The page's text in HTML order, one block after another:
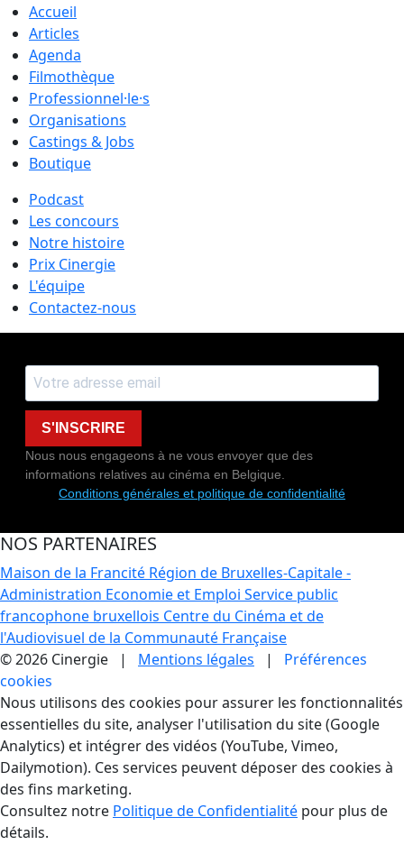
Accueil
Articles
Agenda
Filmothèque
Professionnel·le·s
Organisations
Castings & Jobs
Boutique
Podcast
Les concours
Notre histoire
Prix Cinergie
L'équipe
Contactez-nous
S'INSCRIRE
Nous nous engageons à ne vous envoyer que des
informations relatives au cinéma en Belgique.
Conditions générales et politique de confidentialité
NOS PARTENAIRES
Maison de la Francité Région de Bruxelles-Capitale -
Administration Economie et Emploi Service public
francophone bruxellois Centre du Cinéma et de
l'Audiovisuel de la Communauté Française
© 2026 Cinergie | Mentions légales | Préférences
cookies
Gestion des Cookies
Nous utilisons des cookies pour assurer les fonctionnalités
essentielles du site, analyser l'utilisation du site (Google
Analytics) et intégrer des vidéos (YouTube, Vimeo,
Dailymotion). Ces services peuvent déposer des cookies à
des fins marketing.
Consultez notre Politique de Confidentialité pour plus de
détails.